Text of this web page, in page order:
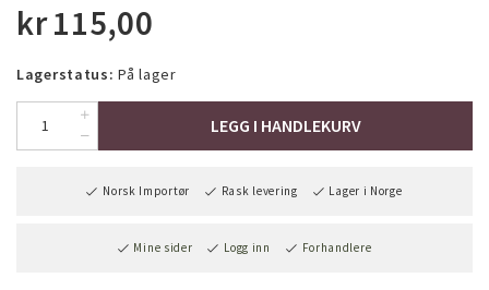
kr115,00
Lagerstatus: På lager
LEGG I HANDLEKURV
Norsk Importør Rask levering Lager i Norge
Mine sider Logg inn Forhandlere